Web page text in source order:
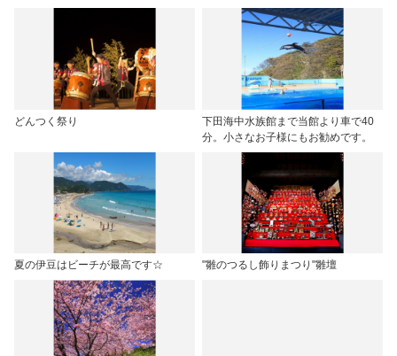
どんつく祭り
下田海中水族館まで当館より車で40
分。小さなお子様にもお勧めです。
夏の伊豆はビーチが最高です☆ "雛のつるし飾りまつり"雛壇